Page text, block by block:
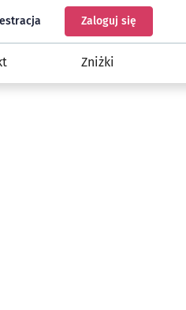
do programu Nasz Wrocław
Zaloguj siędo konta
Zniżki